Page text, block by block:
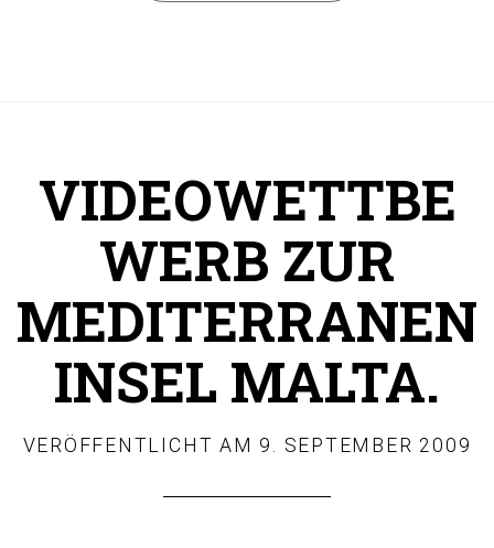
VIDEOWETTBE
WERB ZUR
MEDITERRANEN
INSEL MALTA.
VERÖFFENTLICHT AM 9. SEPTEMBER 2009